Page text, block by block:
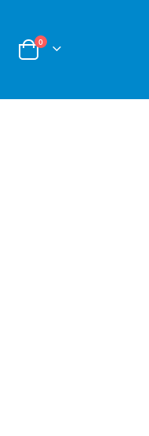
Корзина
0позиции